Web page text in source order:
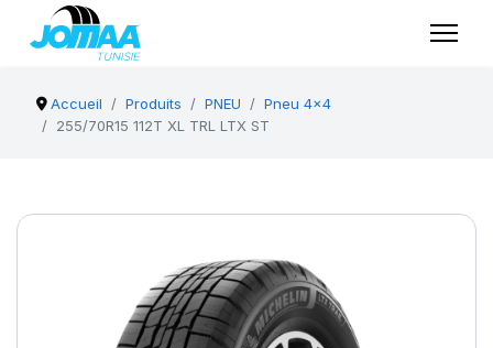
Accueil Produits PNEU
Pneu 4x4
255/70R15 112T XL TRL LTX ST